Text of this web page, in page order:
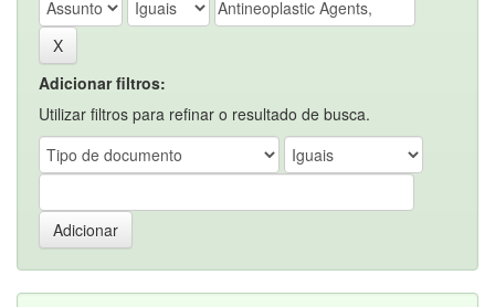
Adicionar filtros:
Utilizar filtros para refinar o resultado de busca.